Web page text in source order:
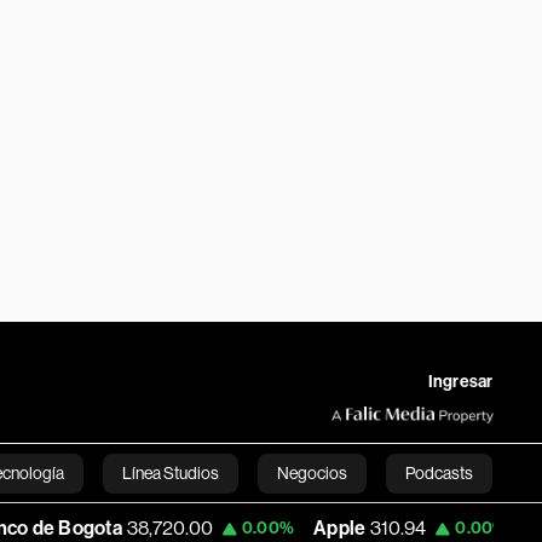
Ingresar
Línea Studios Negocios Podcasts
English0.00% Apple 310.94 0.00% USD COP